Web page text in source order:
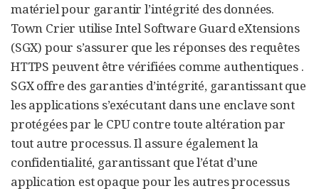
matériel pour garantir l’intégrité des données.
Town Crier utilise Intel Software Guard eXtensions
(SGX) pour s’assurer que les réponses des requêtes
HTTPS peuvent être vérifiées comme authentiques .
SGX offre des garanties d’intégrité, garantissant que
les applications s’exécutant dans une enclave sont
protégées par le CPU contre toute altération par
tout autre processus. Il assure également la
confidentialité, garantissant que l’état d’une
application est opaque pour les autres processus